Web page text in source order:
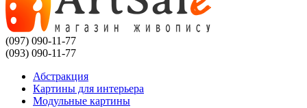
(097) 090-11-77
(093) 090-11-77
Абстракция
Картины для интерьера
Модульные картины